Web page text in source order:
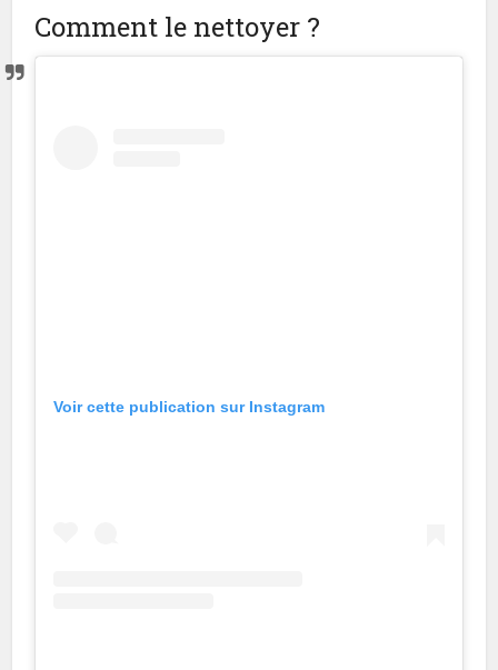
Comment le nettoyer ?
Voir cette publication sur Instagram